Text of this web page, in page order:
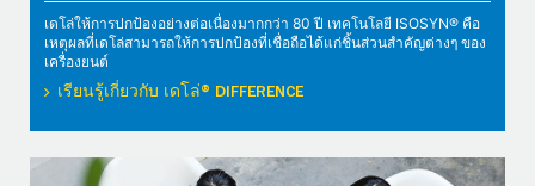
เดโล่ให้การปกป้องอย่างต่อเนื่องมากกว่า 80 ปี เทคโนโลยี ISOSYN® คือ
เหตุผลที่เดโล่สามารถให้การปกป้องที่เชื่อถือได้แก่ชิ้นส่วนสำคัญต่างๆ ของ
เครื่องยนต์
เรียนรู้เกี่ยวกับ เดโล่® DIFFERENCE